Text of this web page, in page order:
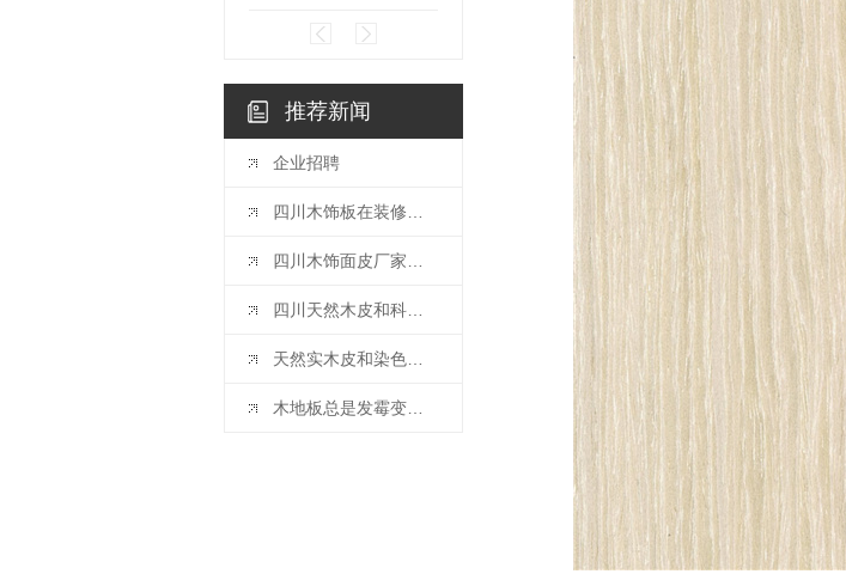
推荐新闻
企业招聘
四川木饰板在装修上可以怎么用？
四川木饰面皮厂家告诉你咱们有这些类别！
四川天然木皮和科技木皮对比概况一览
天然实木皮和染色实木皮的区别
木地板总是发霉变黑？教你几招，轻松应对